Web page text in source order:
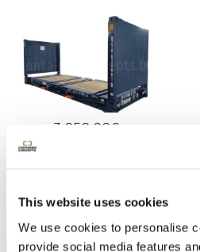
This website uses cookies
We use cookies to personalise
provide social media features
3.050,00 €
Page